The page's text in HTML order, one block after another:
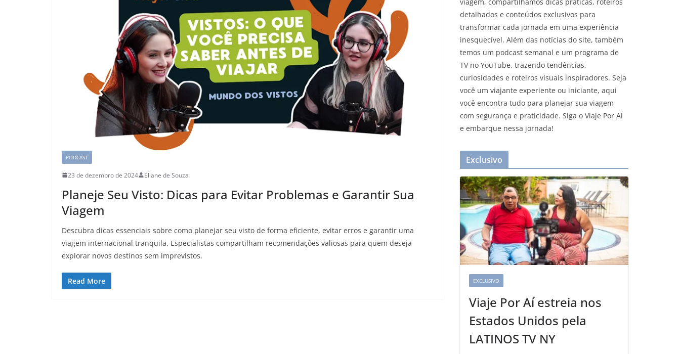
PODCAST
23 de dezembro de 2024 Eliane de Souza
Planeje Seu Visto: Dicas para Evitar Problemas e Garantir Sua
Viagem
Descubra dicas essenciais sobre como planejar seu visto de forma eficiente, evitar erros e garantir uma
viagem internacional tranquila. Especialistas compartilham recomendações valiosas para quem deseja
explorar novos destinos sem imprevistos.
Read More
detalhados e conteúdos exclusivos para
transformar cada jornada em uma experiência
inesquecível. Além das notícias do site, também
temos um podcast semanal e um programa de
TV no YouTube, trazendo tendências,
curiosidades e roteiros visuais inspiradores. Seja
você um viajante experiente ou iniciante, aqui
você encontra tudo para planejar sua viagem
com segurança e praticidade. Siga o Viaje Por Aí
e embarque nessa jornada!
Exclusivo
EXCLUSIVO
Viaje Por Aí estreia nos
Estados Unidos pela
LATINOS TV NY